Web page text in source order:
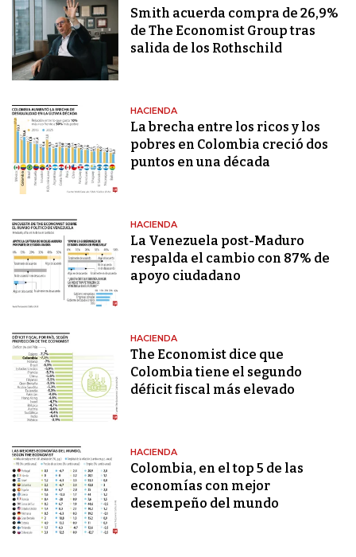
Smith acuerda compra de 26,9%
de The Economist Group tras
salida de los Rothschild
HACIENDA
La brecha entre los ricos y los
pobres en Colombia creció dos
puntos en una década
HACIENDA
La Venezuela post-Maduro
respalda el cambio con 87% de
apoyo ciudadano
HACIENDA
The Economist dice que
Colombia tiene el segundo
déficit fiscal más elevado
HACIENDA
Colombia, en el top 5 de las
economías con mejor
desempeño del mundo